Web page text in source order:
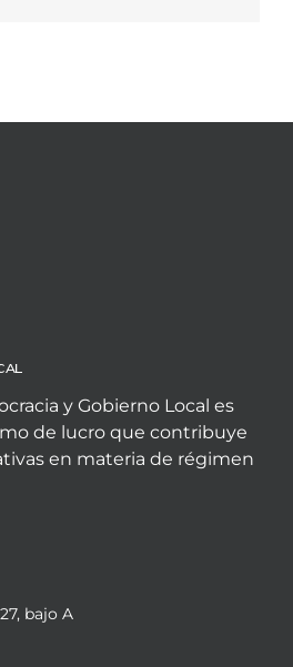
y Gobierno Local es
de lucro que contribuye
en materia de régimen
bajo A